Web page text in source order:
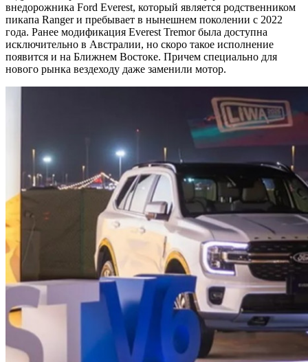
внедорожника Ford Everest, который является родственником
пикапа Ranger и пребывает в нынешнем поколении с 2022
года. Ранее модификация Everest Tremor была доступна
исключительно в Австралии, но скоро такое исполнение
появится и на Ближнем Востоке. Причем специально для
нового рынка вездеходу даже заменили мотор.